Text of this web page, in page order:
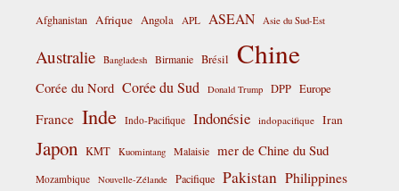
Afghanistan Afrique Angola APL ASEAN Asie du Sud-Est
Australie Bangladesh Birmanie Brésil Chine
Corée du Nord Corée du Sud Donald Trump DPP Europe
France Inde Indo-Pacifique Indonésie indopacifique Iran
Japon KMT Kuomintang Malaisie mer de Chine du Sud
Mozambique Nouvelle-Zélande Pacifique Pakistan Philippines